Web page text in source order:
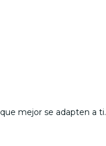
mejor se adapten a ti.